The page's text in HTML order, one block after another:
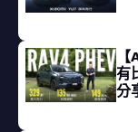
有
分